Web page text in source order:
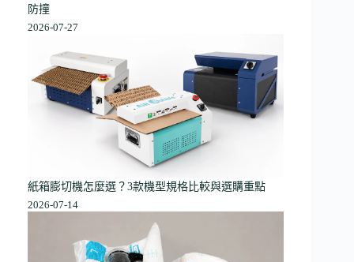
防撞
2026-07-27
紙箱膨切機怎麼選？3款機型規格比較與選購重點
2026-07-14